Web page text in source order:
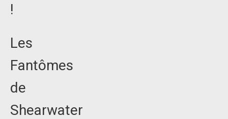
!
Les
Fantômes
de
Shearwater